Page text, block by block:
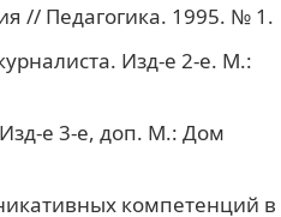
// Педагогика. 1995. № 1.
Изд-е 2-е. М.:
е 3-е, доп. М.: Дом
компетенций в